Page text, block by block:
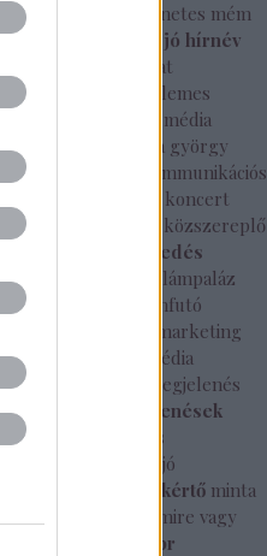
internetes mém
gold
jó hírnév
kapcsolat
kellemes
kiérdemelt média
klapka györgy
kommunikáció
kommunikációs
koncert
közösségi média
közszereplő
külföldi terjeszkedés
különleges
lámpaláz
Londonfutó
marketing
média
médiamegjelenés
média megjelenések
mém
mesterséges
milyen a jó
minősített szakértő minta
Mutasd meg Te is mire vagy
nemzetközi pr